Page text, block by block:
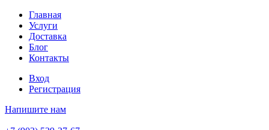
Главная
Услуги
Доставка
Блог
Контакты
Вход
Регистрация
Напишите нам